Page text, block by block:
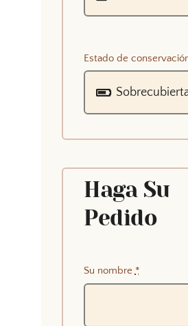
Estado de
Haga Su
Pedido
Su nombre *